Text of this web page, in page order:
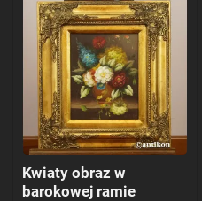
Kwiaty obraz w
barokowej ramie